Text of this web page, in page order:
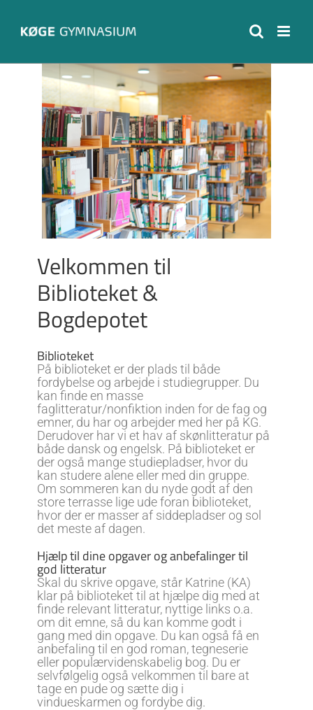
content
Velkommen til
Biblioteket &
Bogdepotet
Biblioteket
På biblioteket er der plads til både
fordybelse og arbejde i studiegrupper. Du
kan finde en masse
faglitteratur/nonfiktion inden for de fag og
emner, du har og arbejder med her på KG.
Derudover har vi et hav af skønlitteratur på
både dansk og engelsk. På biblioteket er
der også mange studiepladser, hvor du
kan studere alene eller med din gruppe.
Om sommeren kan du nyde godt af den
store terrasse lige ude foran biblioteket,
hvor der er masser af siddepladser og sol
det meste af dagen.
Hjælp til dine opgaver og anbefalinger til
god litteratur
Skal du skrive opgave, står Katrine (KA)
klar på biblioteket til at hjælpe dig med at
finde relevant litteratur, nyttige links o.a.
om dit emne, så du kan komme godt i
gang med din opgave. Du kan også få en
anbefaling til en god roman, tegneserie
eller populærvidenskabelig bog. Du er
selvfølgelig også velkommen til bare at
tage en pude og sætte dig i
vindueskarmen og fordybe dig.